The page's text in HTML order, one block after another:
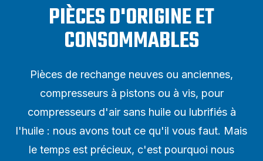
PIÈCES D'ORIGINE ET
CONSOMMABLES
Pièces de rechange neuves ou anciennes,
compresseurs à pistons ou à vis, pour
compresseurs d'air sans huile ou lubrifiés à
l'huile : nous avons tout ce qu'il vous faut. Mais
le temps est précieux, c'est pourquoi nous